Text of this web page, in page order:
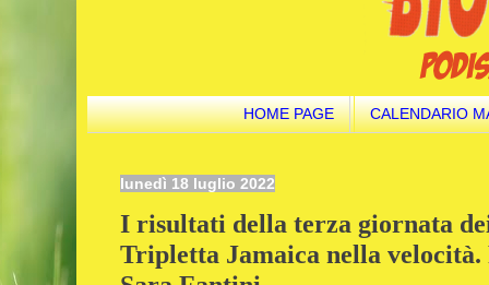
HOME PAGE CALENDARIO
lunedì 18 luglio 2022
I risultati della terza giornata
Tripletta Jamaica nella